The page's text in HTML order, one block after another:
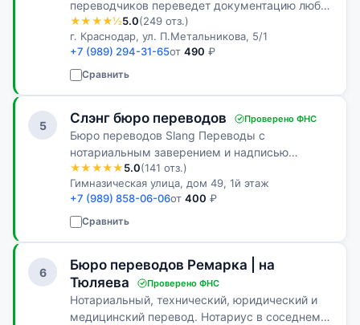
переводчиков переведет документацию любой
сложности. Услуги перевода технических,
юридических и медицинских документов.
★★★★½5.0(249 отз.)
г. Краснодар, ул. П.Метальникова, 5/1
+7 (989) 294-31-65от 490 ₽
Сравнить
5 Слэнг бюро переводов Проверено ФНС
Бюро переводов Slang Переводы с
нотариальным заверением и надписью
нотариуса на любом иностранном языке
★★★★★5.0(141 отз.)
Гимназическая улица, дом 49, 1й этаж
+7 (989) 858-06-06от 400 ₽
Сравнить
6
Бюро переводов Ремарка | на
Тюляева
Проверено ФНС
Нотариальный, технический, юридический и
медицинский перевод. Нотариус в соседнем